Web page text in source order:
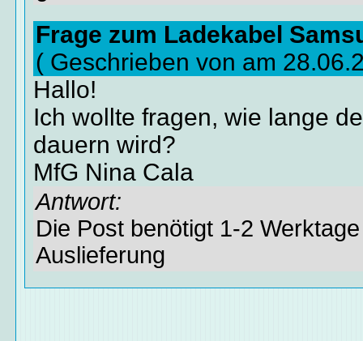
Frage zum Ladekabel
( Geschrieben von am
Hallo!
Ich wollte fragen, wie lange
dauern wird?
MfG Nina Cala
Antwort:
Die Post benötigt 1-2
Auslieferung